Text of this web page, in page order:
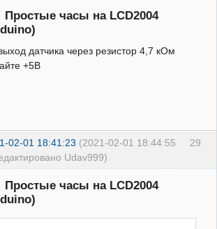
Простые часы на LCD2004
датчика через резистор 4,7 кОм
+5В
29
02-01 18:41:23 (2021-02-01 18:44:55
Udav999)
Простые часы на LCD2004